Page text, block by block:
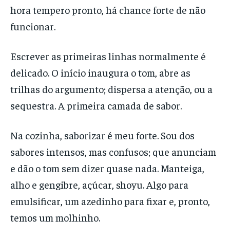
hora tempero pronto, há chance forte de não
funcionar.
Escrever as primeiras linhas normalmente é
delicado. O início inaugura o tom, abre as
trilhas do argumento; dispersa a atenção, ou a
sequestra. A primeira camada de sabor.
Na cozinha, saborizar é meu forte. Sou dos
sabores intensos, mas confusos; que anunciam
e dão o tom sem dizer quase nada. Manteiga,
alho e gengibre, açúcar, shoyu. Algo para
emulsificar, um azedinho para fixar e, pronto,
temos um molhinho.